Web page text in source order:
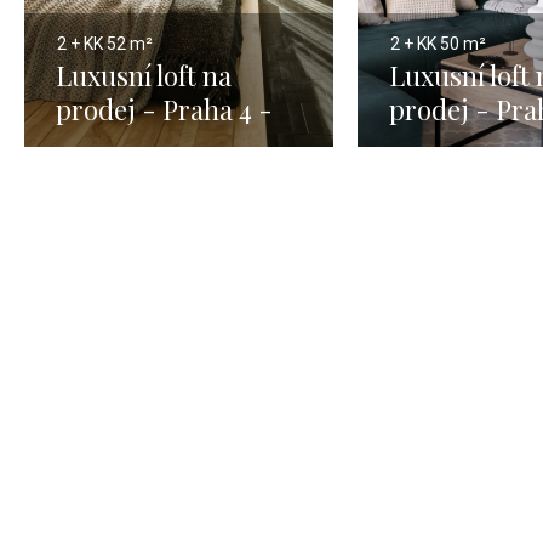
2 + KK52 m²
Luxusní loft na
prodej - Praha 4 -
52m
2 + KK 50 m²
Luxusní loft
prodej -
50m